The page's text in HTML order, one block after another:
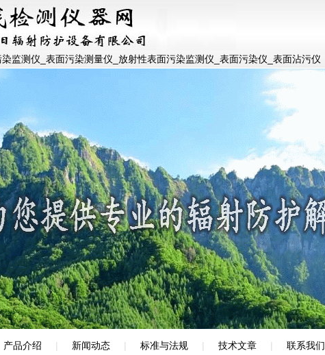
监测仪_表面污染测量仪_放射性表面污染监测仪_表面污染仪_表面沾污仪
产品介绍 | 新闻动态 | 标准与法规 | 技术文章 | 联系我们